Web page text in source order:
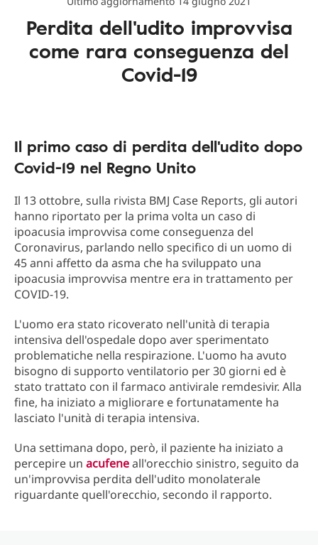
Perdita dell'udito improvvisa
come rara conseguenza del
Covid-19
Il primo caso di perdita dell'udito dopo
Covid-19 nel Regno Unito
Il 13 ottobre, sulla rivista BMJ Case Reports, gli autori
hanno riportato per la prima volta un caso di
ipoacusia improvvisa come conseguenza del
Coronavirus, parlando nello specifico di un uomo di
45 anni affetto da asma che ha sviluppato una
ipoacusia improvvisa mentre era in trattamento per
COVID-19.
L'uomo era stato ricoverato nell'unità di terapia
intensiva dell'ospedale dopo aver sperimentato
problematiche nella respirazione. L'uomo ha avuto
bisogno di supporto ventilatorio per 30 giorni ed è
stato trattato con il farmaco antivirale remdesivir. Alla
fine, ha iniziato a migliorare e fortunatamente ha
lasciato l'unità di terapia intensiva.
Una settimana dopo, però, il paziente ha iniziato a
percepire un acufeneall'orecchio sinistro, seguito da
un'improvvisa perdita dell'udito monolaterale
riguardante quell'orecchio, secondo il rapporto.